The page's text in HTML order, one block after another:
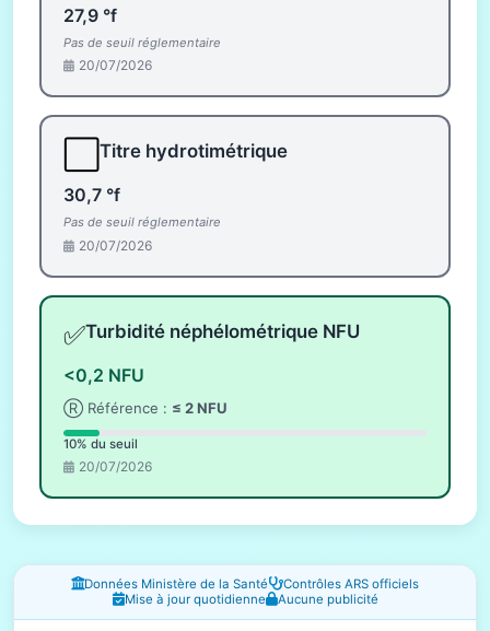
27,9 °f
Pas de seuil réglementaire
20/07/2026
Titre hydrotimétrique
30,7 °f
Pas de seuil réglementaire
20/07/2026
✅Turbidité néphélométrique NFU
<0,2 NFU
Ⓡ Référence : ≤ 2 NFU
10% du seuil
20/07/2026
Fenêtres d'information
Données Ministère de la Santé
Contrôles ARS officiels
Mise à jour quotidienne
Aucune publicité